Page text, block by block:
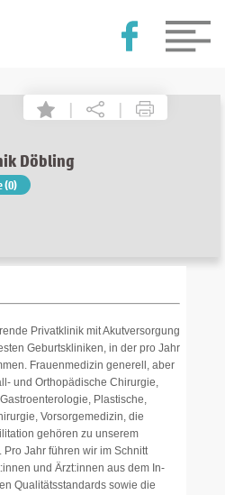
| |
Döbling
(0)
Privatklinik mit Akutversorgung
Geburtskliniken, in der pro Jahr
Frauenmedizin generell, aber
und Orthopädische Chirurgie,
Plastische,
Vorsorgemedizin, die
gehören zu unserem
Jahr führen wir im Schnitt
und Ärzt:innen aus dem In-
Qualitätsstandards sowie die